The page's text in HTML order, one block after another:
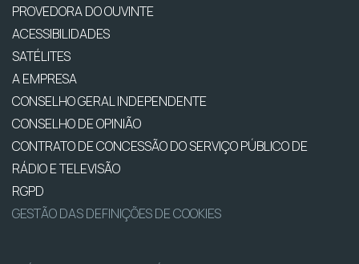
PROVEDORA DO OUVINTE
ACESSIBILIDADES
SATÉLITES
A EMPRESA
CONSELHO GERAL INDEPENDENTE
CONSELHO DE OPINIÃO
CONTRATO DE CONCESSÃO DO SERVIÇO PÚBLICO DE
RÁDIO E TELEVISÃO
RGPD
GESTÃO DAS DEFINIÇÕES DE COOKIES